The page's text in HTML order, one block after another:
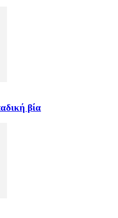
βία